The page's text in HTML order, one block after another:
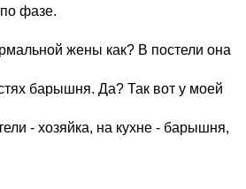
фазе.
жены как? В постели она
барышня. Да? Так вот у моей
- хозяйка, на кухне - барышня,